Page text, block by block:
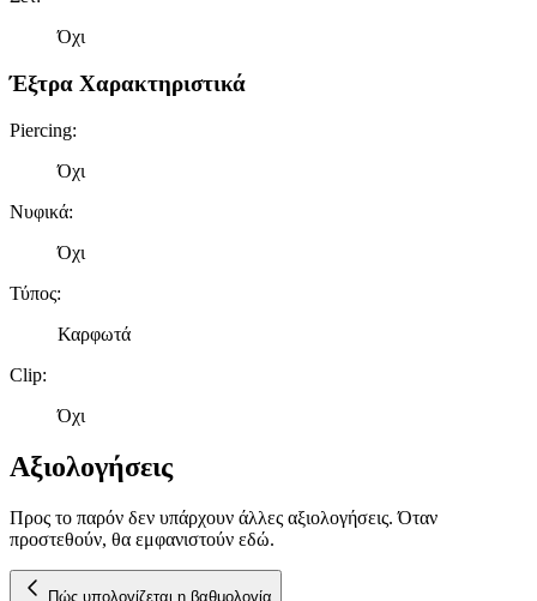
Όχι
Έξτρα Χαρακτηριστικά
Piercing:
Όχι
Νυφικά:
Όχι
Τύπος:
Καρφωτά
Clip:
Όχι
Αξιολογήσεις
Προς το παρόν δεν υπάρχουν άλλες αξιολογήσεις. Όταν
προστεθούν, θα εμφανιστούν εδώ.
Πώς υπολογίζεται η βαθμολογία